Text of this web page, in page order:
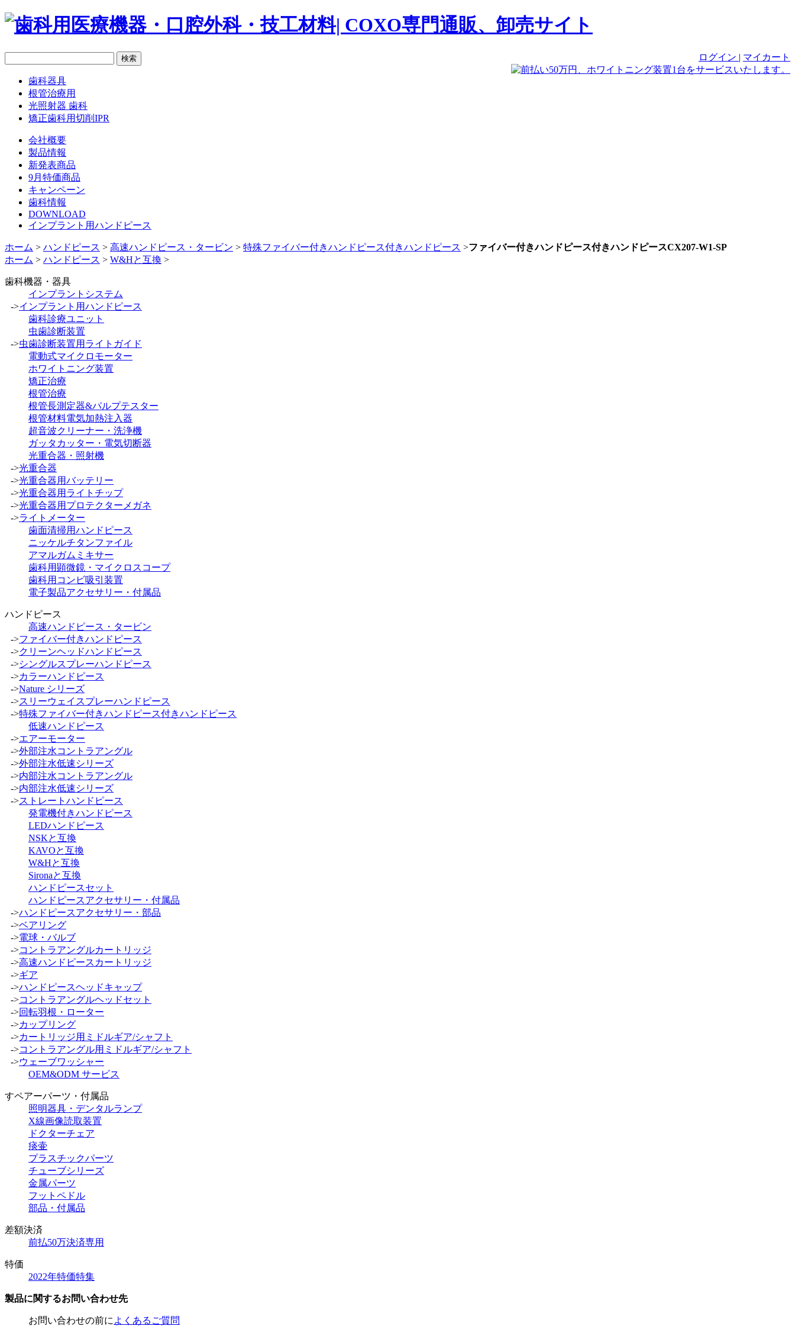
ログイン | マイカート
歯科器具
根管治療用
光照射器 歯科
矯正歯科用切削IPR
会社概要
製品情報
新発表商品
9月特価商品
キャンペーン
歯科情報
DOWNLOAD
インプラント用ハンドピース
ホーム > ハンドピース > 高速ハンドピース・タービン > 特殊ファイバー付きハンドピース付きハンドピース >ファイバー付きハンドピース付きハンドピースCX207-W1-SP
ホーム > ハンドピース > W&Hと互換 >
歯科機器・器具
インプラントシステム
->インプラント用ハンドピース
歯科診療ユニット
虫歯診断装置
->虫歯診断装置用ライトガイド
電動式マイクロモーター
ホワイトニング装置
矯正治療
根管治療
根管長測定器&パルプテスター
根管材料電気加熱注入器
超音波クリーナー・洗浄機
ガッタカッター・電気切断器
光重合器・照射機
->光重合器
->光重合器用バッテリー
->光重合器用ライトチップ
->光重合器用プロテクターメガネ
->ライトメーター
歯面清掃用ハンドピース
ニッケルチタンファイル
アマルガムミキサー
歯科用顕微鏡・マイクロスコープ
歯科用コンビ吸引装置
電子製品アクセサリー・付属品
ハンドピース
高速ハンドピース・タービン
->ファイバー付きハンドピース
->クリーンヘッドハンドピース
->シングルスプレーハンドピース
->カラーハンドピース
->Nature シリーズ
->スリーウェイスプレーハンドピース
->特殊ファイバー付きハンドピース付きハンドピース
低速ハンドピース
->エアーモーター
->外部注水コントラアングル
->外部注水低速シリーズ
->内部注水コントラアングル
->内部注水低速シリーズ
->ストレートハンドピース
発電機付きハンドピース
LEDハンドピース
NSKと互換
KAVOと互換
W&Hと互換
Sironaと互換
ハンドピースセット
ハンドピースアクセサリー・付属品
->ハンドピースアクセサリー・部品
->ベアリング
->電球・バルブ
->コントラアングルカートリッジ
->高速ハンドピースカートリッジ
->ギア
->ハンドピースヘッドキャップ
->コントラアングルヘッドセット
->回転羽根・ローター
->カップリング
->カートリッジ用ミドルギア/シャフト
->コントラアングル用ミドルギア/シャフト
->ウェーブワッシャー
OEM&ODM サービス
すペアーパーツ・付属品
照明器具・デンタルランプ
X線画像読取装置
ドクターチェア
痰壷
プラスチックパーツ
チューブシリーズ
金属パーツ
フットペドル
部品・付属品
差額決済
前払50万決済専用
特価
2022年特価特集
製品に関するお問い合わせ先
お問い合わせの前に よくあるご質問